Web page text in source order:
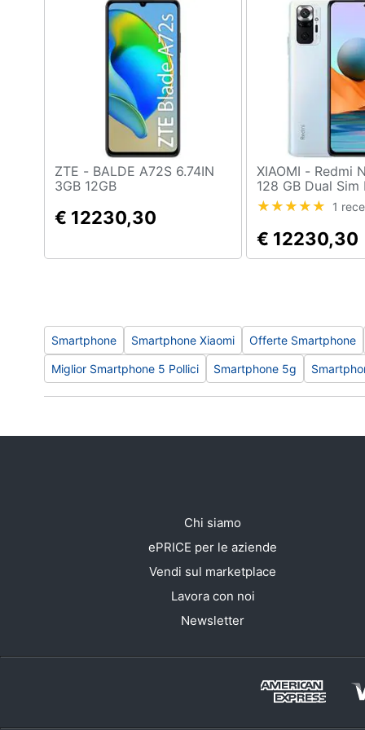
Libri, cd e dvd
Festività e ricorrenze
Promozioni
ZTE - BALDE A72S 6.74IN
3GB 12GB
€ 12230,30
XIAOMI - Redmi Note 10 Pro
128 GB Dual Sim
6.67" Full HD+
SD Quadrupla
Android Blu
1
€ 12230,30
Smartphone Smartphone Xiaomi Offerte Smartphone
Miglior Smartphone 5 Pollici Smartphone 5g
Chi siamo
ePRICE per le aziende
Vendi sul marketplace
Lavora con noi
Newsletter